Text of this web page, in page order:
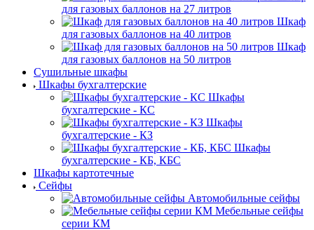
для газовых баллонов на 27 литров
Шкаф
для газовых баллонов на 40 литров
Шкаф
для газовых баллонов на 50 литров
Сушильные шкафы
Шкафы бухгалтерские
Шкафы
бухгалтерские - КС
Шкафы
бухгалтерские - КЗ
Шкафы
бухгалтерские - КБ, КБС
Шкафы картотечные
Сейфы
Автомобильные сейфы
Мебельные сейфы
серии КМ